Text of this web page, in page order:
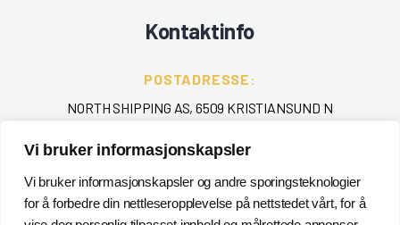
Vi bruker informasjonskapsler
Vi bruker informasjonskapsler og andre sporingsteknologier
for å forbedre din nettleseropplevelse på nettstedet vårt, for å
Kontaktinfo
POSTADRESSE:
NORTH SHIPPING AS, 6509 KRISTIANSUND N
TELEFON:
+ 47 715 40 000
EPOST :